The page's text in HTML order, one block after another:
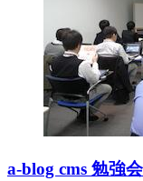
a-blog cms 勉強